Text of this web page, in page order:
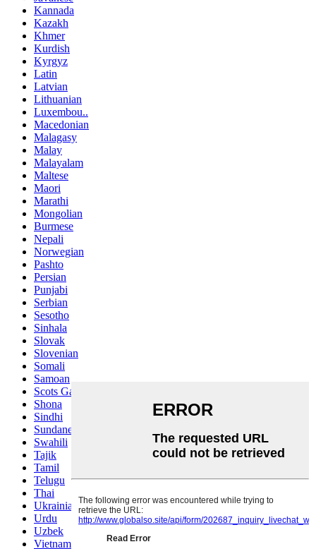
Kannada
Kazakh
Khmer
Kurdish
Kyrgyz
Latin
Latvian
Lithuanian
Luxembou..
Macedonian
Malagasy
Malay
Malayalam
Maltese
Maori
Marathi
Mongolian
Burmese
Nepali
Norwegian
Pashto
Persian
Punjabi
Serbian
Sesotho
Sinhala
Slovak
Slovenian
Somali
Samoan
Scots Gaelic
Shona
Sindhi
Sundanese
Swahili
Tajik
Tamil
Telugu
Thai
Ukrainian
Urdu
Uzbek
Vietnamese